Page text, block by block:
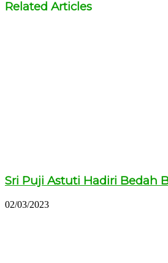
Related Articles
Sri Puji Astuti Hadiri Bedah
02/03/2023